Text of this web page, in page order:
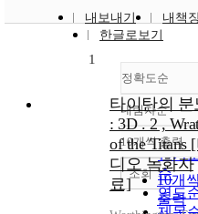
내보내기
내책
한글로보기
정확도순
정확
순
인기
순
연도
내림차순
내림
10개씩 출력
10개
출력
조회
1
타이탄의 분
: 3D . 2 ,
of the Titans
디오 녹화자
료]